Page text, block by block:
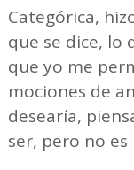
Categórica,
que se dice, lo
que yo me
mociones de
desearía,
ser, pero no es